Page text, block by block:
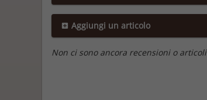
Aggiungi un articolo
Non ci sono ancora recensioni o articoli